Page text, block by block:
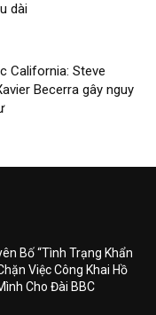
dài
California: Steve
Becerra gây nguy
Bố “Tình Trạng Khẩn
Việc Công Khai Hồ
Cho Đài BBC